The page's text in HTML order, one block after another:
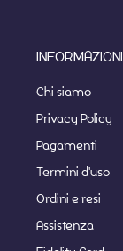
INFORMAZIONI
Chi siamo
Privacy Policy
Pagamenti
Termini d'uso
Ordini e resi
Assistenza